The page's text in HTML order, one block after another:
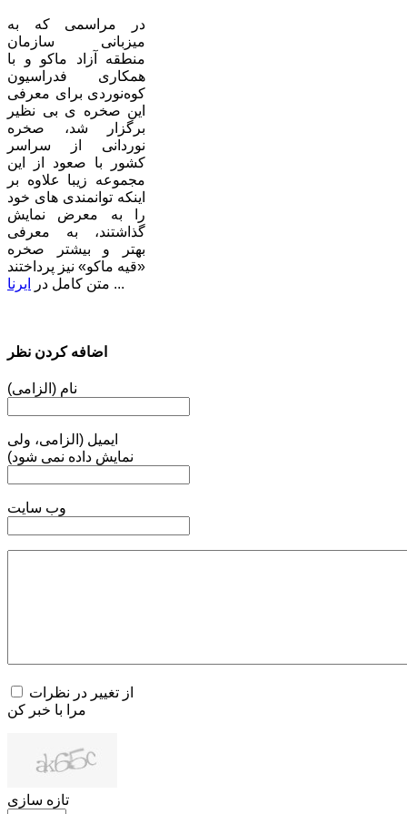
در مراسمی که به
میزبانی سازمان
منطقه آزاد ماکو و با
همکاری فدراسیون
کوه‌نوردی برای معرفی
این صخره ی بی نظیر
برگزار شد، صخره
نوردانی از سراسر
کشور با صعود از این
مجموعه زیبا علاوه بر
اینکه توانمندی های خود
را به معرض نمایش
گذاشتند، به معرفی
بهتر و بیشتر صخره
«قیه ماکو» نیز پرداختند
... متن کامل در
ایرنا
اضافه کردن نظر
نام (الزامی)
ایمیل (الزامی، ولی
نمایش داده نمی شود)
وب سایت
از تغییر در نظرات
مرا با خبر کن
تازه سازی